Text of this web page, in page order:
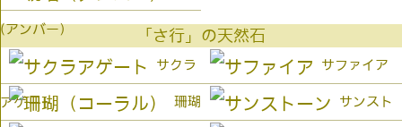
(アンバー） 「さ行」の天然石
サクラ
アゲート
サファイア
珊瑚 サンスト